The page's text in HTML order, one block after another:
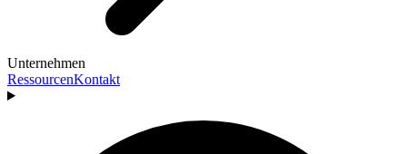
Unternehmen
RessourcenKontakt